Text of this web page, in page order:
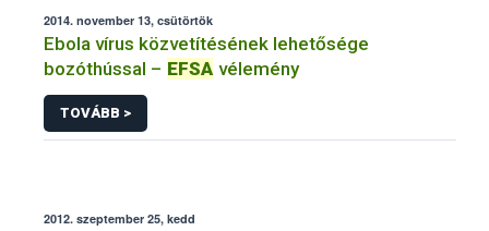
2014. november 13, csütörtök
Ebola vírus közvetítésének lehetősége
bozóthússal – EFSA vélemény
TOVÁBB >
2012. szeptember 25, kedd